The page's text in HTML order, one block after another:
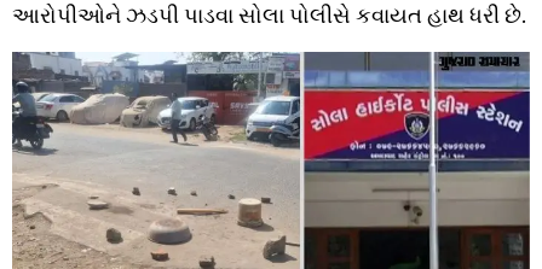
આરોપીઓને ઝડપી પાડવા સોલા પોલીસે કવાયત હાથ ધરી છે.